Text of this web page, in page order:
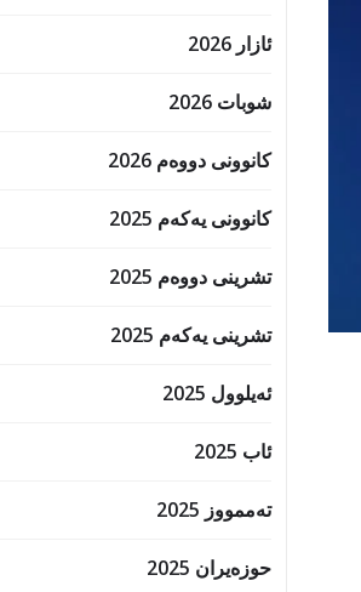
ئازار 2026
شوبات 2026
کانوونی دووەم 2026
کانوونی یەکەم 2025
تشرینی دووەم 2025
تشرینی یەکەم 2025
ئەیلوول 2025
ئاب 2025
تەممووز 2025
حوزه‌یران 2025